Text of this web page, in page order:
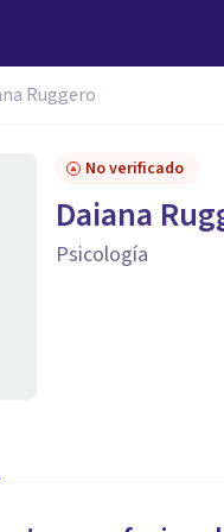
Ruggero
No verificado
Daiana
Psicología